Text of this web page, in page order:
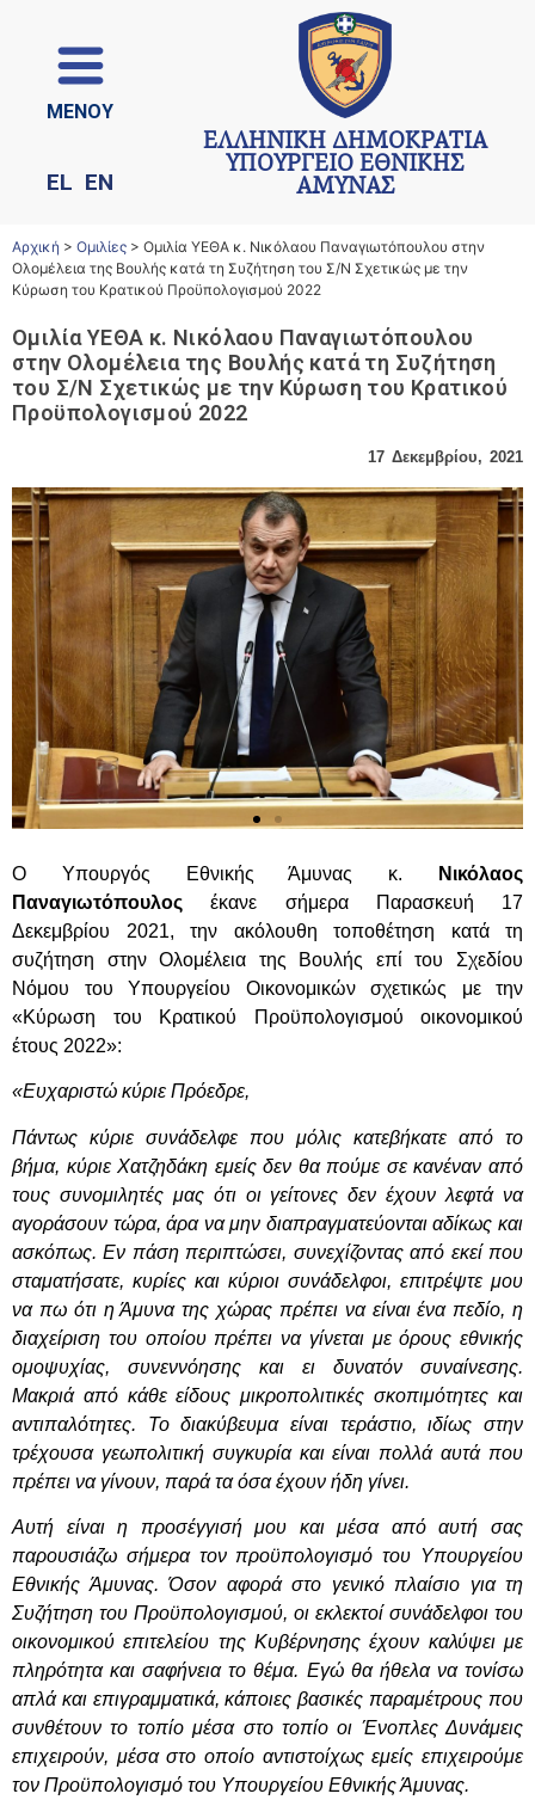
ΜΕΝΟΥ
EL EN
ΕΛΛΗΝΙΚΗ ΔΗΜΟΚΡΑΤΙΑ
ΥΠΟΥΡΓΕΙΟ ΕΘΝΙΚΗΣ
ΑΜΥΝΑΣ
Αρχική > Ομιλίες > Ομιλία ΥΕΘΑ κ. Νικόλαου Παναγιωτόπουλου στην
Ολομέλεια της Βουλής κατά τη Συζήτηση του Σ/Ν Σχετικώς με την
Κύρωση του Κρατικού Προϋπολογισμού 2022
Ομιλία ΥΕΘΑ κ. Νικόλαου Παναγιωτόπουλου
στην Ολομέλεια της Βουλής κατά τη Συζήτηση
του Σ/Ν Σχετικώς με την Κύρωση του Κρατικού
Προϋπολογισμού 2022
17 Δεκεμβρίου, 2021
Ο Υπουργός Εθνικής Άμυνας κ.
Νικόλαος
Παναγιωτόπουλος έκανε σήμερα Παρασκευή 17
Δεκεμβρίου 2021, την ακόλουθη τοποθέτηση κατά τη
συζήτηση στην Ολομέλεια της Βουλής επί του Σχεδίου
Νόμου του Υπουργείου Οικονομικών σχετικώς με την
«Κύρωση του Κρατικού Προϋπολογισμού οικονομικού
έτους 2022»:
«Ευχαριστώ κύριε Πρόεδρε,
Πάντως κύριε συνάδελφε που μόλις κατεβήκατε από το
βήμα, κύριε Χατζηδάκη εμείς δεν θα πούμε σε κανέναν από
τους συνομιλητές μας ότι οι γείτονες δεν έχουν λεφτά να
αγοράσουν τώρα, άρα να μην διαπραγματεύονται αδίκως και
ασκόπως. Εν πάση περιπτώσει, συνεχίζοντας από εκεί που
σταματήσατε, κυρίες και κύριοι συνάδελφοι, επιτρέψτε μου
να πω ότι η Άμυνα της χώρας πρέπει να είναι ένα πεδίο, η
διαχείριση του οποίου πρέπει να γίνεται με όρους εθνικής
ομοψυχίας, συνεννόησης και ει δυνατόν συναίνεσης.
Μακριά από κάθε είδους μικροπολιτικές σκοπιμότητες και
αντιπαλότητες. Το διακύβευμα είναι τεράστιο, ιδίως στην
τρέχουσα γεωπολιτική συγκυρία και είναι πολλά αυτά που
πρέπει να γίνουν, παρά τα όσα έχουν ήδη γίνει.
Αυτή είναι η προσέγγισή μου και μέσα από αυτή σας
παρουσιάζω σήμερα τον προϋπολογισμό του Υπουργείου
Εθνικής Άμυνας. Όσον αφορά στο γενικό πλαίσιο για τη
Συζήτηση του Προϋπολογισμού, οι εκλεκτοί συνάδελφοι του
οικονομικού επιτελείου της Κυβέρνησης έχουν καλύψει με
πληρότητα και σαφήνεια το θέμα. Εγώ θα ήθελα να τονίσω
απλά και επιγραμματικά, κάποιες βασικές παραμέτρους που
συνθέτουν το τοπίο μέσα στο τοπίο οι Ένοπλες Δυνάμεις
επιχειρούν, μέσα στο οποίο αντιστοίχως εμείς επιχειρούμε
τον Προϋπολογισμό του Υπουργείου Εθνικής Άμυνας.